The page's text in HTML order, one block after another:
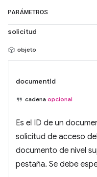
PARÁMETROS
solicitud
objeto
documentId
cadena opcional
Es el ID de un
solicitud de acceso
documento de nivel
pestaña. Se debe